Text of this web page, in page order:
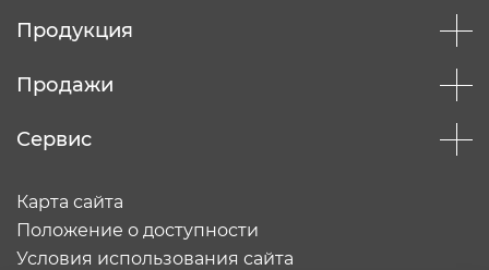
Продукция
Продажи
Сервис
Карта сайта
Положение о доступности
Условия использования сайта